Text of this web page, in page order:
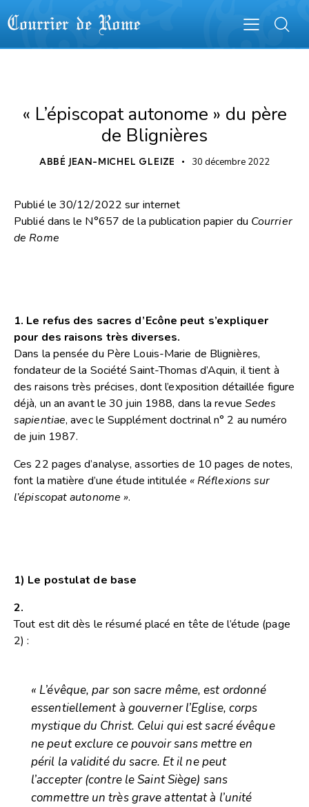
« L’épiscopat autonome » du père
de Blignières
ABBÉ JEAN-MICHEL GLEIZE 30 décembre 2022
Publié le 30/12/2022 sur internet
Publié dans le N°657 de la publication papier du Courrier
de Rome
1. Le refus des sacres d’Ecône peut s’expliquer
pour des raisons très diverses.
Dans la pensée du Père Louis-Marie de Blignières,
fondateur de la Société Saint-Thomas d’Aquin, il tient à
des raisons très précises, dont l’exposition détaillée figure
déjà, un an avant le 30 juin 1988, dans la revue Sedes
sapientiae, avec le Supplément doctrinal n° 2 au numéro
de juin 1987.
Ces 22 pages d’analyse, assorties de 10 pages de notes,
font la matière d’une étude intitulée « Réflexions sur
l’épiscopat autonome ».
1) Le postulat de base
2.
Tout est dit dès le résumé placé en tête de l’étude (page
2) :
« L’évêque, par son sacre même, est ordonné
essentiellement à gouverner l’Eglise, corps
mystique du Christ. Celui qui est sacré évêque
ne peut exclure ce pouvoir sans mettre en
péril la validité du sacre. Et il ne peut
l’accepter (contre le Saint Siège) sans
commettre un très grave attentat à l’unité